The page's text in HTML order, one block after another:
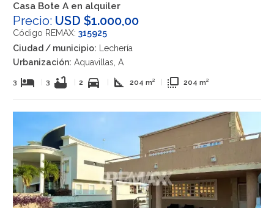
Casa Bote A en alquiler
Precio: USD $1.000,00
Código REMAX: 315925
Ciudad / municipio: Lechería
Urbanización: Aquavillas, A
3 hotel 3 bathtub 2 directions_car square_foot 204 m² flip_to_front 204 m²